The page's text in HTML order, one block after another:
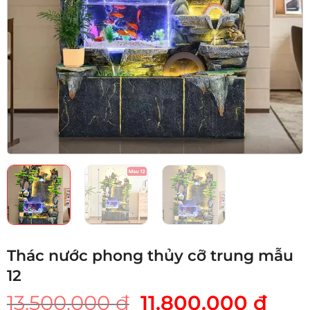
Thác nước phong thủy cỡ trung mẫu
12
13.500.000₫ Giá
11.800.000 ₫Giá